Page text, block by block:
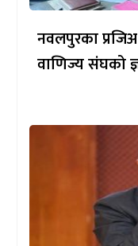
नवलपुरका प्रजिअ
वाणिज्य संघको